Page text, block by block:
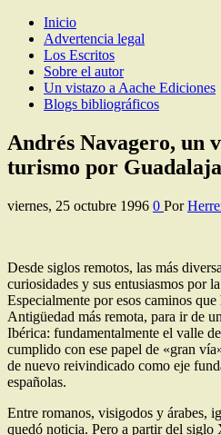
Los Escritos de Herrera Casado
Artículos y comentarios sobre
Inicio
Advertencia legal
Los Escritos
Sobre el autor
Un vistazo a Aache Ediciones
Blogs bibliográficos
Andrés Navagero, un
turismo por
viernes, 25 octubre 1996 0 Por
Desde siglos remotos, las más
curiosidades y sus entusiasmos por
Especialmente por esos caminos
Antigüedad más remota, para ir de
Ibérica: fundamentalmente el valle
cumplido con ese papel de «gran
de nuevo reivindicado como eje
españolas.
Entre romanos, visigodos y árabes,
quedó noticia. Pero a partir del siglo